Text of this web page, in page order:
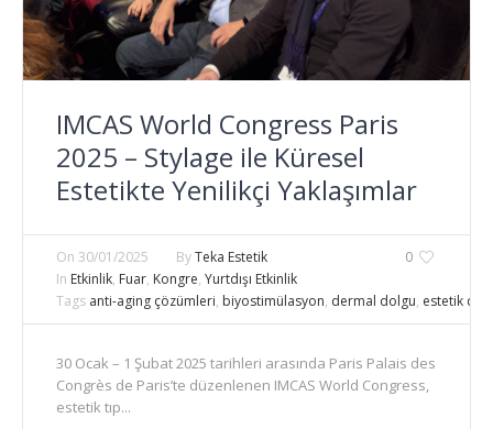
IMCAS World Congress Paris
2025 – Stylage ile Küresel
Estetikte Yenilikçi Yaklaşımlar
0
On 30/01/2025 ByTeka Estetik
In Etkinlik, Fuar, Kongre, Yurtdışı Etkinlik
Tags anti-aging çözümleri, biyostimülasyon, dermal dolgu, estetik
30 Ocak – 1 Şubat 2025 tarihleri arasında Paris Palais des
Congrès de Paris’te düzenlenen IMCAS World Congress,
estetik tıp...